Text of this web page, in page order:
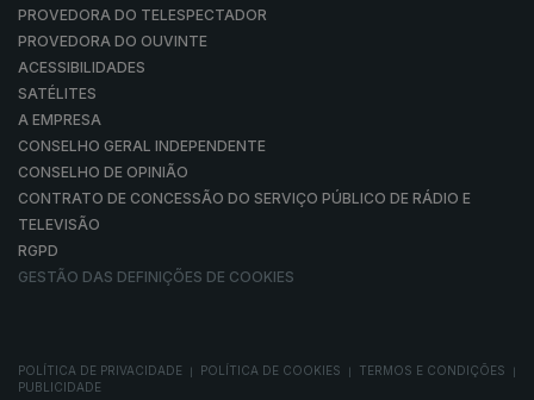
PROVEDORA DO TELESPECTADOR
PROVEDORA DO OUVINTE
ACESSIBILIDADES
SATÉLITES
A EMPRESA
CONSELHO GERAL INDEPENDENTE
CONSELHO DE OPINIÃO
CONTRATO DE CONCESSÃO DO SERVIÇO PÚBLICO DE RÁDIO E
TELEVISÃO
RGPD
GESTÃO DAS DEFINIÇÕES DE COOKIES
POLÍTICA DE PRIVACIDADE POLÍTICA DE COOKIES TERMOS E CONDIÇÕES
PUBLICIDADE